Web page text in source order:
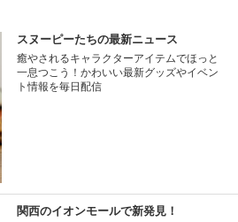
スヌーピーたちの最新ニュース
癒やされるキャラクターアイテムでほっと
一息つこう！かわいい最新グッズやイベン
ト情報を毎日配信
関西のイオンモールで新発見！